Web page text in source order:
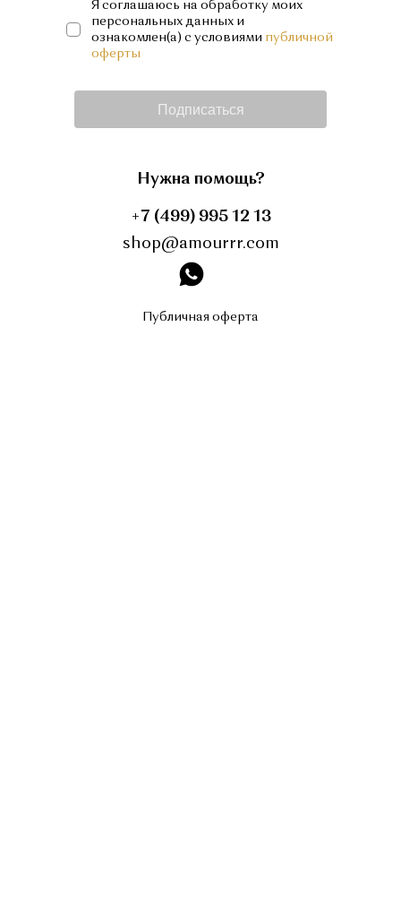
Я соглашаюсь на обработку моих
персональных данных и
ознакомлен(а) с условиями публичной
оферты
Подписаться
Нужна помощь?
+7 (499) 995 12 13
shop@amourrr.com
instagram
Публичная оферта